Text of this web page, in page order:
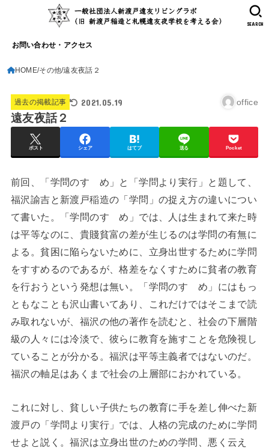
お問い合わせ・アクセス
SEARCH
HOME その他 遠友夜話２
過去の掲載記事 2021.05.19 office
遠友夜話２
ポスト シェア はてブ 送る Pocket
前回、「学問のすゝめ」と「学問より実行」と題して、
福沢諭吉と新渡戸稲造の「学問」の捉え方の違いについ
て書いた。「学問のすゝめ」では、人は生まれて来た時
は平等なのに、貴賤貧富の差が生じるのは学問の有無に
よる。貧困に陥らないために、立身出世するために学問
をすすめるのであるが、格差をなくすために貧者の教育
を行おうという発想は無い。「学問のすゝめ」にはもっ
ともなことも沢山書いてあり、これだけではそこまで読
み取れないが、福沢の他の著作を読むと、社会の下層階
級の人々には冷淡で、彼らに教育を施すことを危険視し
ていることが分かる。福沢は平等主義者ではないのだ。
福沢の軸足はあくまで社会の上層部におかれている。
これに対し、貧しい子供たちの教育に手を差し伸べた新
渡戸の「学問より実行」では、人格の完成のために学問
せよと説く。福沢は立身出世のための学問、悪く云え